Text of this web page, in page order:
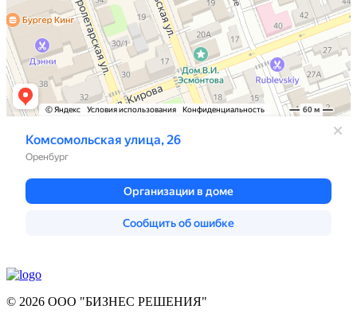
© 2026 ООО "БИЗНЕС РЕШЕНИЯ"